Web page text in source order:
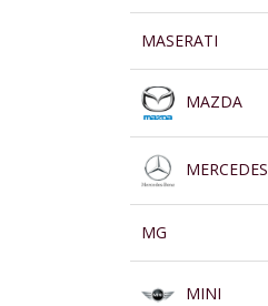
MASERATI
MAZDA
MERCEDES
MG
MINI